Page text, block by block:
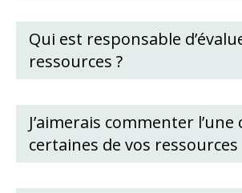
Qui est responsable
ressources ?
J’aimerais commenter l’une
certaines de vos ressources